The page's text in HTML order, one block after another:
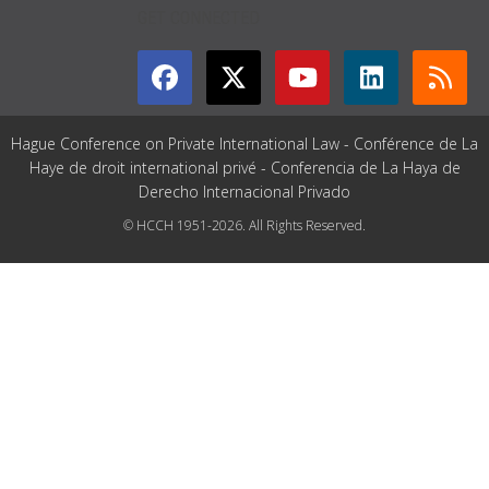
Hague Conference on Private International Law - Conférence de La
Haye de droit international privé - Conferencia de La Haya de
Derecho Internacional Privado
© HCCH 1951-2026. All Rights Reserved.